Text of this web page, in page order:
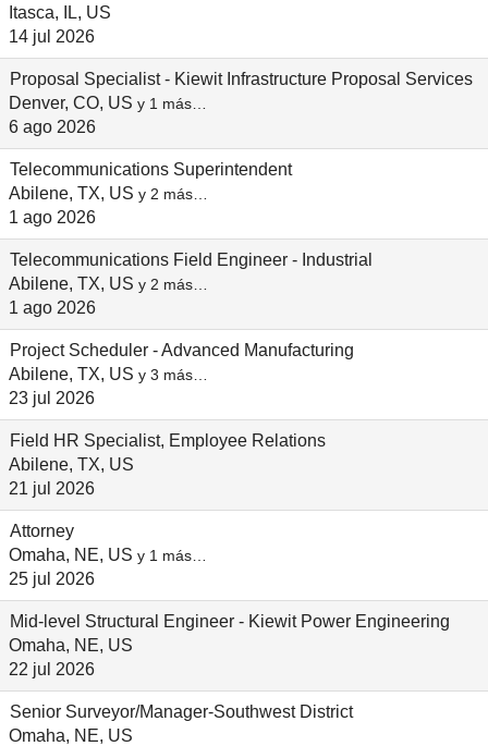
Itasca, IL, US
14 jul 2026
Proposal Specialist - Kiewit Infrastructure Proposal Services
Denver, CO, US y 1 más…
6 ago 2026
Telecommunications Superintendent
Abilene, TX, US y 2 más…
1 ago 2026
Telecommunications Field Engineer - Industrial
Abilene, TX, US y 2 más…
1 ago 2026
Project Scheduler - Advanced Manufacturing
Abilene, TX, US y 3 más…
23 jul 2026
Field HR Specialist, Employee Relations
Abilene, TX, US
21 jul 2026
Attorney
Omaha, NE, US y 1 más…
25 jul 2026
Mid-level Structural Engineer - Kiewit Power Engineering
Omaha, NE, US
22 jul 2026
Senior Surveyor/Manager-Southwest District
Omaha, NE, US